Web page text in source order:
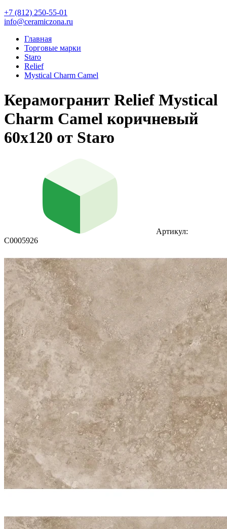
+7 (812) 250-55-01
info@ceramiczona.ru
Главная
Торговые марки
Staro
Relief
Mystical Charm Camel
Керамогранит Relief Mystical
Charm Camel коричневый
60x120 от Staro
Артикул:
С0005926